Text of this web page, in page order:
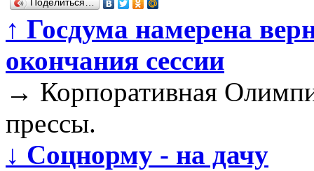
Поделиться…
↑ Госдума намерена
окончания сессии
→ Корпоративная
прессы.
↓ Соцнорму - на дачу